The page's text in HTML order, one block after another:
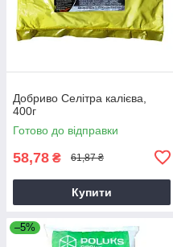
Добриво Селітра калієва,
400г
Готово до відправки
58,78 ₴ 61,87 ₴
Купити
–5%